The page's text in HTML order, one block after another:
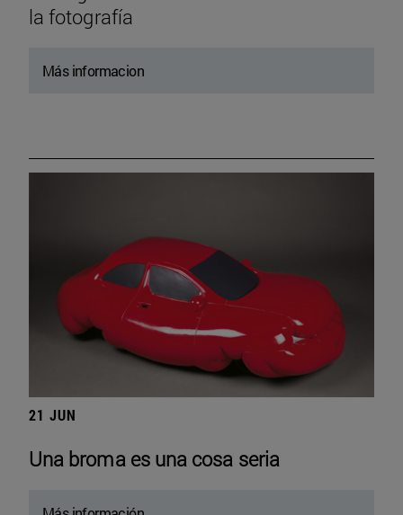
la fotografía
Más informacion
21 JUN
Una broma es una cosa seria